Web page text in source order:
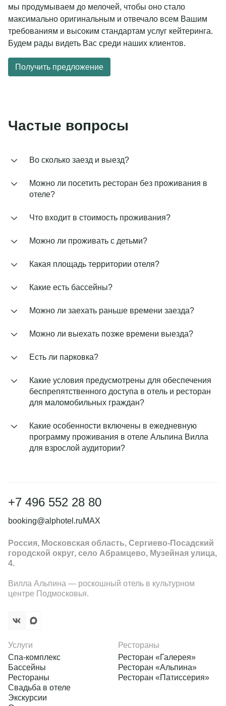
мы продумываем до мелочей, чтобы оно стало
максимально оригинальным и отвечало всем Вашим
требованиям и высоким стандартам услуг кейтеринга.
Будем рады видеть Вас среди наших клиентов.
Получить предложение
Частые вопросы
Во сколько заезд и выезд?
Можно ли посетить ресторан без проживания в
отеле?
Что входит в стоимость проживания?
Можно ли проживать с детьми?
Какая площадь территории отеля?
Какие есть бассейны?
Можно ли заехать раньше времени заезда?
Можно ли выехать позже времени выезда?
Есть ли парковка?
Какие условия предусмотрены для обеспечения
беспрепятственного доступа в отель и ресторан
для маломобильных граждан?
Какие особенности включены в ежедневную
программу проживания в отеле Альпина Вилла
для взрослой аудитории?
+7 496 552 28 80
booking@alphotel.ruMAX
Россия, Московская область, Сергиево-Посадский
городской округ, село Абрамцево, Музейная улица,
4.
Вилла Альпина — роскошный отель в культурном
центре Подмосковья.
Услуги
Спа-комплекс
Бассейны
Рестораны
Свадьба в отеле
Экскурсии
Рестораны
Ресторан «Галерея»
Ресторан «Альпина»
Ресторан «Патиссерия»